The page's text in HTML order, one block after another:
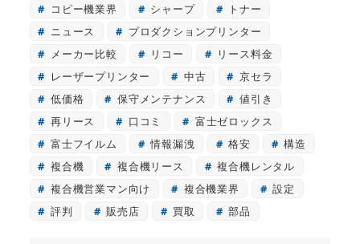
コピー機業界
シャープ
トナー
ニュース
プロダクションプリンター
メーカー比較
リコー
リース料金
レーザープリンター
中古
京セラ
低価格
保守メンテナンス
値引き
再リース
口コミ
富士ゼロックス
富士フイルム
情報漏洩 格安
構造
複合機
複合機リース
複合機レンタル
複合機営業マン向け
複合機業界
設定
評判
販売店 買取 部品